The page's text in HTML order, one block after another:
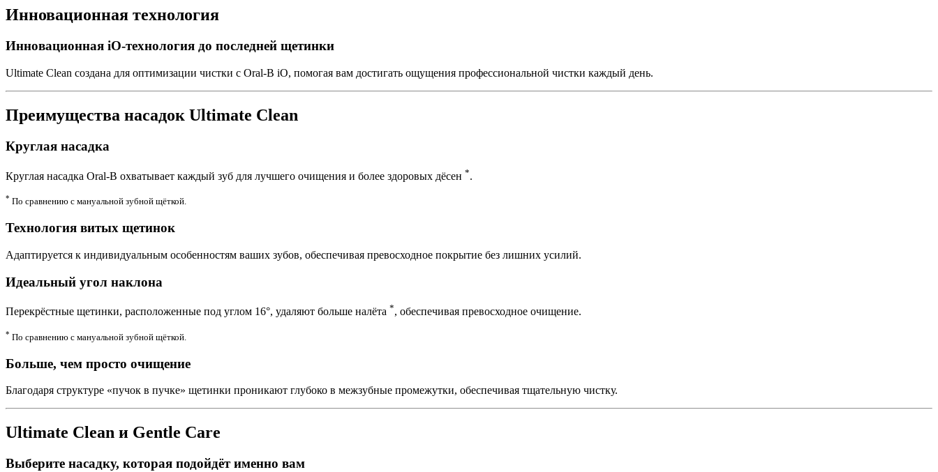
Инновационная технология
Инновационная iO-технология до последней щетинки
Ultimate Clean создана для оптимизации чистки с Oral-B iO, помогая вам достигать ощущения профессиональной чистки каждый день.
Преимущества насадок Ultimate Clean
Круглая насадка
Круглая насадка Oral-B охватывает каждый зуб для лучшего очищения и более здоровых дёсен *.
* По сравнению с мануальной зубной щёткой.
Технология витых щетинок
Адаптируется к индивидуальным особенностям ваших зубов, обеспечивая превосходное покрытие без лишних усилий.
Идеальный угол наклона
Перекрёстные щетинки, расположенные под углом 16°, удаляют больше налёта *, обеспечивая превосходное очищение.
* По сравнению с мануальной зубной щёткой.
Больше, чем просто очищение
Благодаря структуре «пучок в пучке» щетинки проникают глубоко в межзубные промежутки, обеспечивая тщательную чистку.
Ultimate Clean и Gentle Care
Выберите насадку, которая подойдёт именно вам